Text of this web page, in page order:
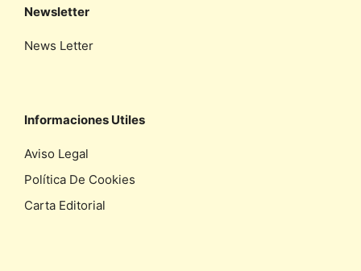
Newsletter
News Letter
Informaciones Utiles
Aviso Legal
Política De Cookies
Carta Editorial